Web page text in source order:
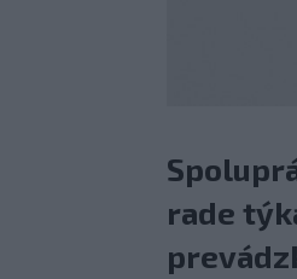
rade